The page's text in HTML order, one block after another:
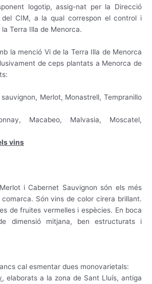
logotip, assig-nat per la Direcció
del CIM, a la qual correspon el control i
Terra Illa de Menorca.
la menció Vi de la Terra Illa de Menorca
de ceps plantats a Menorca de
Merlot, Monastrell, Tempranillo
Macabeo, Malvasia, Moscatel,
vins
Merlot i Cabernet Sauvignon són els més
comarca. Són vins de color cirera brillant.
de fruites vermelles i espècies. En boca
dimensió mitjana, ben estructurats
i
cal esmentar dues monovarietals:
, elaborats a la zona de Sant Lluís, antiga